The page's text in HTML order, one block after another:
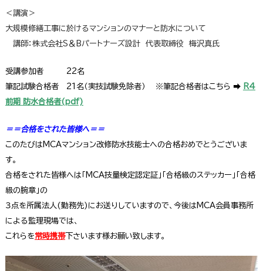
＜講演＞
大規模修繕工事に於けるマンションのマナーと防水について
講師：株式会社S＆Bパートナーズ設計 代表取締役 梅沢真氏
受講参加者 22名
筆記試験合格者 21名（実技試験免除者） ※筆記合格者はこちら ➡ R4
前期 防水合格者(pdf)
＝＝合格をされた皆様へ＝＝
このたびはMCAマンション改修防水技能士への合格おめでとうございま
す。
合格をされた皆様へは「MCA技量検定認定証」「合格級のステッカー」「合格
級の腕章」の
３点を所属法人(勤務先)にお送りしていますので、今後はMCA会員事務所
による監理現場では、
これらを常時携帯下さいます様お願い致します。